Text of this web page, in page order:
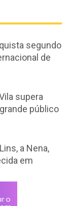
segundo
de
supera
público
a Nena,
em